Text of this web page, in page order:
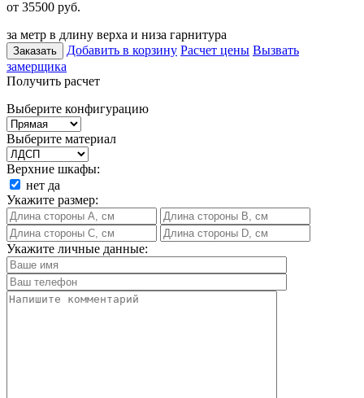
от 35500 руб.
за метр в длину верха и низа гарнитура
Заказать Добавить в корзину Расчет цены Вызвать
замерщика
Получить расчет
Выберите конфигурацию
Выберите материал
Верхние шкафы:
нет да
Укажите размер:
Укажите личные данные: